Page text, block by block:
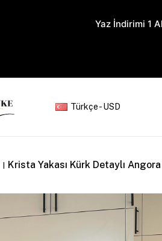
Yaz İndirimi 1
Türkçe - USD
Krista Yakası Kürk Detaylı